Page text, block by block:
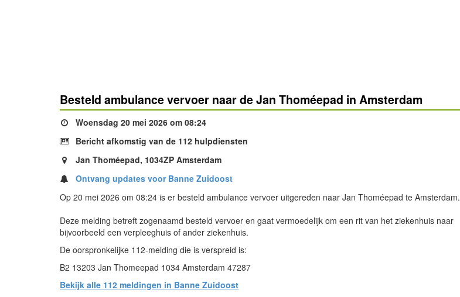
Besteld ambulance vervoer naar de Jan Thoméepad in Amsterdam
Woensdag 20 mei 2026 om 08:24
Bericht afkomstig van de 112 hulpdiensten
Jan Thoméepad, 1034ZP Amsterdam
Ontvang updates voor Banne Zuidoost
Op 20 mei 2026 om 08:24 is er besteld ambulance vervoer uitgereden naar Jan Thoméepad te Amsterdam.
Deze melding betreft zogenaamd besteld vervoer en gaat vermoedelijk om een rit van het ziekenhuis naar
bijvoorbeeld een verpleeghuis of ander ziekenhuis.
De oorspronkelijke 112-melding die is verspreid is:
B2 13203 Jan Thomeepad 1034 Amsterdam 47287
Bekijk alle 112 meldingen in Banne Zuidoost